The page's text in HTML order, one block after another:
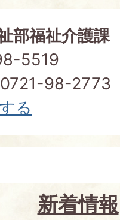
部福祉介護課
5519
98-2773
る
新着情報